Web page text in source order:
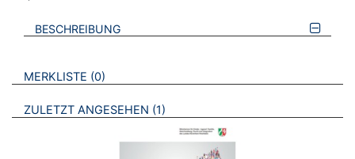
BESCHREIBUNG
VERWEISE AUF VERMERKTE- ODER ZULETZT ANGESEHENE
MERKLISTE 0 BROSCHÜREN
ZULETZT ANGESEHEN 1 BROSCHÜREN